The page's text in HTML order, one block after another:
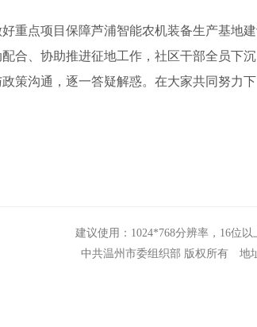
点项目保障芦浦智能农机装备生产基地建
合、协助推进征地工作，社区干部全员下
政策沟通，逐一答疑解惑。在大家共同努力
建议使用：1024*768分辨率，16位
中共温州市委组织部 版权所有 地